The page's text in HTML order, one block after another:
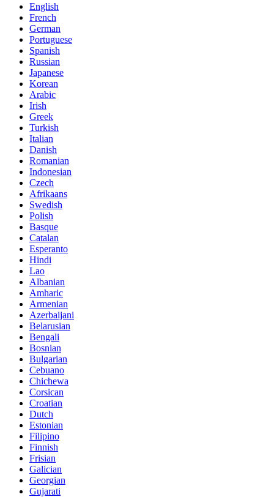
English
French
German
Portuguese
Spanish
Russian
Japanese
Korean
Arabic
Irish
Greek
Turkish
Italian
Danish
Romanian
Indonesian
Czech
Afrikaans
Swedish
Polish
Basque
Catalan
Esperanto
Hindi
Lao
Albanian
Amharic
Armenian
Azerbaijani
Belarusian
Bengali
Bosnian
Bulgarian
Cebuano
Chichewa
Corsican
Croatian
Dutch
Estonian
Filipino
Finnish
Frisian
Galician
Georgian
Gujarati